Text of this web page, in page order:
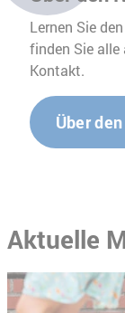
Lernen Sie
finden Sie
Kontakt.
Über
Aktuelle